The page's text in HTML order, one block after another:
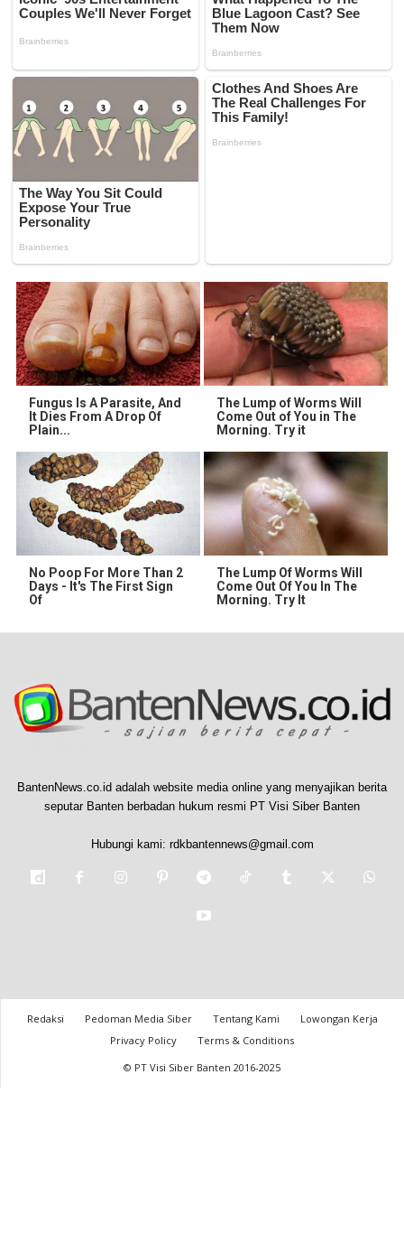
Fungus Is A Parasite, And
It Dies From A Drop Of
Plain...
The Lump of Worms Will
Come Out of You in The
Morning. Try it
No Poop For More Than 2
Days - It's The First Sign
Of
The Lump Of Worms Will
Come Out Of You In The
Morning. Try It
BantenNews.co.id adalah website media online yang menyajikan berita
seputar Banten berbadan hukum resmi PT Visi Siber Banten
Hubungi kami: rdkbantennews@gmail.com
Redaksi Pedoman Media Siber Tentang Kami
Lowongan Kerja
Privacy Policy
Terms & Conditions
© PT Visi Siber Banten 2016-2025